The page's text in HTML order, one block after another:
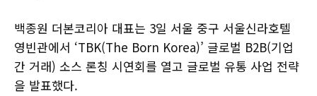
백종원 더본코리아 대표는 3일 서울 중구 서울신라호텔
영빈관에서 ‘TBK(The Born Korea)’ 글로벌 B2B(기업
간 거래) 소스 론칭 시연회를 열고 글로벌 유통 사업 전략
을 발표했다.